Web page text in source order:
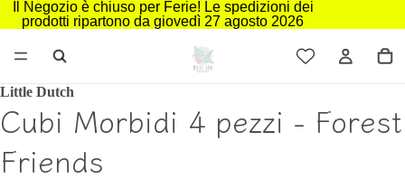
Il Negozio è chiuso per Ferie! Le spedizioni dei
prodotti ripartono da giovedì 27 agosto 2026
Little Dutch
Cubi Morbidi 4 pezzi - Forest
Friends